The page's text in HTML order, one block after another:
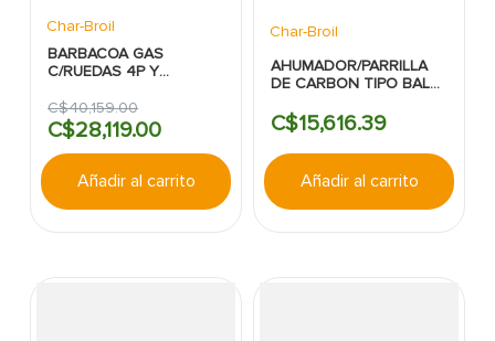
Char-Broil
BARBACOA GAS
C/RUEDAS 4P Y
NEGRA CHARBROIL
C$40,159.00
C$28,119.00
Añadir al carrito
Char-Broil
AHUMADOR/PARRILLA
DE CARBON TIPO BALA
C$15,616.39
Añadir al carrito